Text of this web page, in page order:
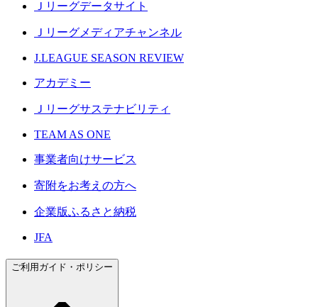
Ｊリーグデータサイト
Ｊリーグメディアチャンネル
J.LEAGUE SEASON REVIEW
アカデミー
Ｊリーグサステナビリティ
TEAM AS ONE
事業者向けサービス
寄附をお考えの方へ
企業版ふるさと納税
JFA
ご利用ガイド・ポリシー